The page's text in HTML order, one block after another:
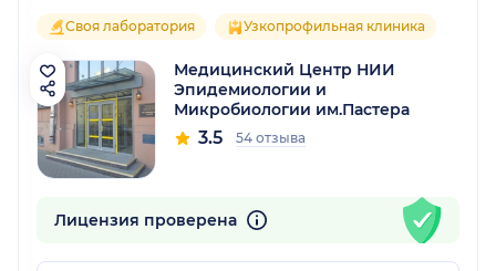
Своя лаборатория Узкопрофильная клиника
Медицинский Центр НИИ
Эпидемиологии и
Микробиологии им.Пастера
3.5 54 отзыва
Лицензия проверена